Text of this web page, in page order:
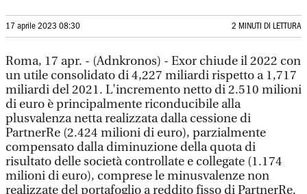
17 aprile 2023 08:30 2 MINUTI DI LETTURA
Roma, 17 apr. - (Adnkronos) - Exor chiude il 2022 con
un utile consolidato di 4,227 miliardi rispetto a 1,717
miliardi del 2021. L'incremento netto di 2.510 milioni
di euro è principalmente riconducibile alla
plusvalenza netta realizzata dalla cessione di
PartnerRe (2.424 milioni di euro), parzialmente
compensato dalla diminuzione della quota di
risultato delle società controllate e collegate (1.174
milioni di euro), comprese le minusvalenze non
realizzate del portafoglio a reddito fisso di PartnerRe.